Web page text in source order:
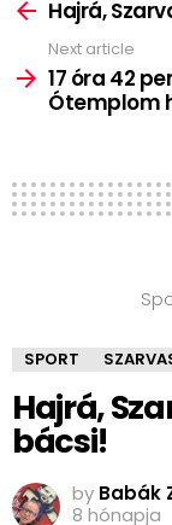
moreHajrá,
Next article
17 óra 42
Ótemplom
SPORT
Hajrá,
bácsi!
by Babák
8 hónapja